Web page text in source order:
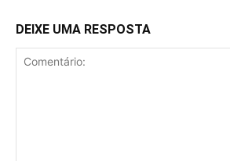
DEIXE UMA RESPOSTA